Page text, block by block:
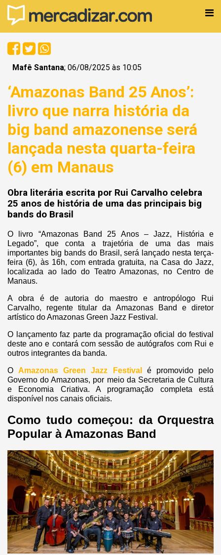
Mafê Santana; 06/08/2025 às 10:05
‘Amazonas Band 25 Anos’:
livro que narra história da
big band amazonense será
lançada nesta quarta-feira
(6) em Manaus
Obra literária escrita por Rui Carvalho celebra
25 anos de história de uma das principais big
bands do Brasil
O livro “Amazonas Band 25 Anos – Jazz, História e
Legado”, que conta a trajetória de uma das mais
importantes big bands do Brasil, será lançado nesta terça-
feira (6), às 16h, com entrada gratuita, na Casa do Jazz,
localizada ao lado do Teatro Amazonas, no Centro de
Manaus.
A obra é de autoria do maestro e antropólogo Rui
Carvalho, regente titular da Amazonas Band e diretor
artístico do Amazonas Green Jazz Festival.
O lançamento faz parte da programação oficial do festival
deste ano e contará com sessão de autógrafos com Rui e
outros integrantes da banda.
OAmazonas Green Jazz Festival
é promovido pelo
Governo do Amazonas, por meio da Secretaria de Cultura
e Economia Criativa. A programação completa está
disponível nos canais oficiais.
Como tudo começou: da Orquestra
Popular à Amazonas Band